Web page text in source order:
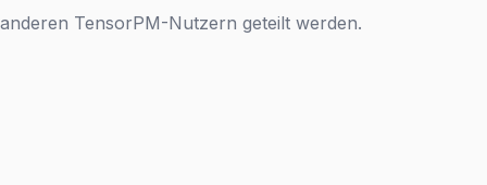
TensorPM-Nutzern geteilt werden.